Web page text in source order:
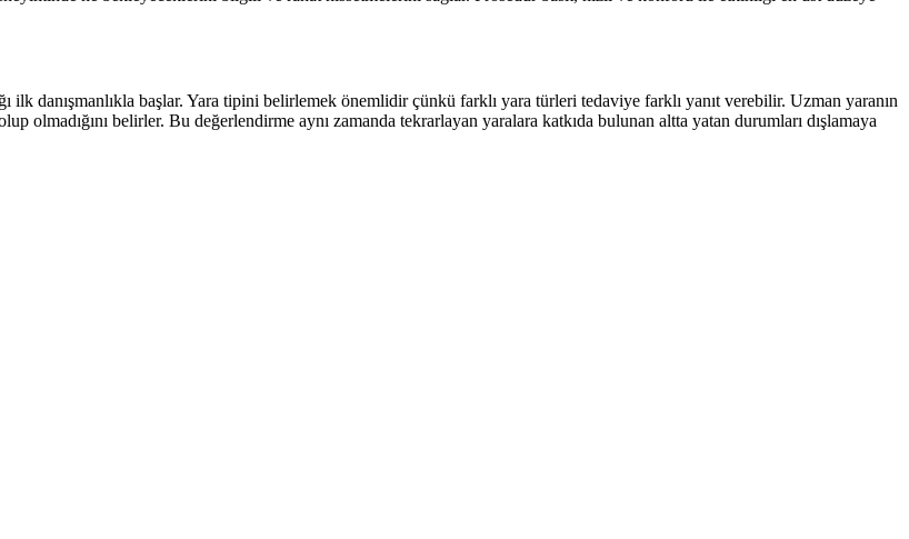
ilk danışmanlıkla başlar. Yara tipini belirlemek önemlidir çünkü farklı yara türleri tedaviye farklı yanıt verebilir. Uzman yaranın
belirler. Bu değerlendirme aynı zamanda tekrarlayan yaralara katkıda bulunan altta yatan durumları dışlamaya